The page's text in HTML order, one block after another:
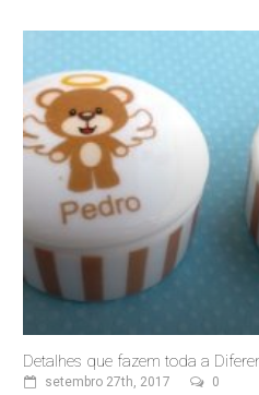
Detalhes que fazem toda a
setembro 27th, 2017 0